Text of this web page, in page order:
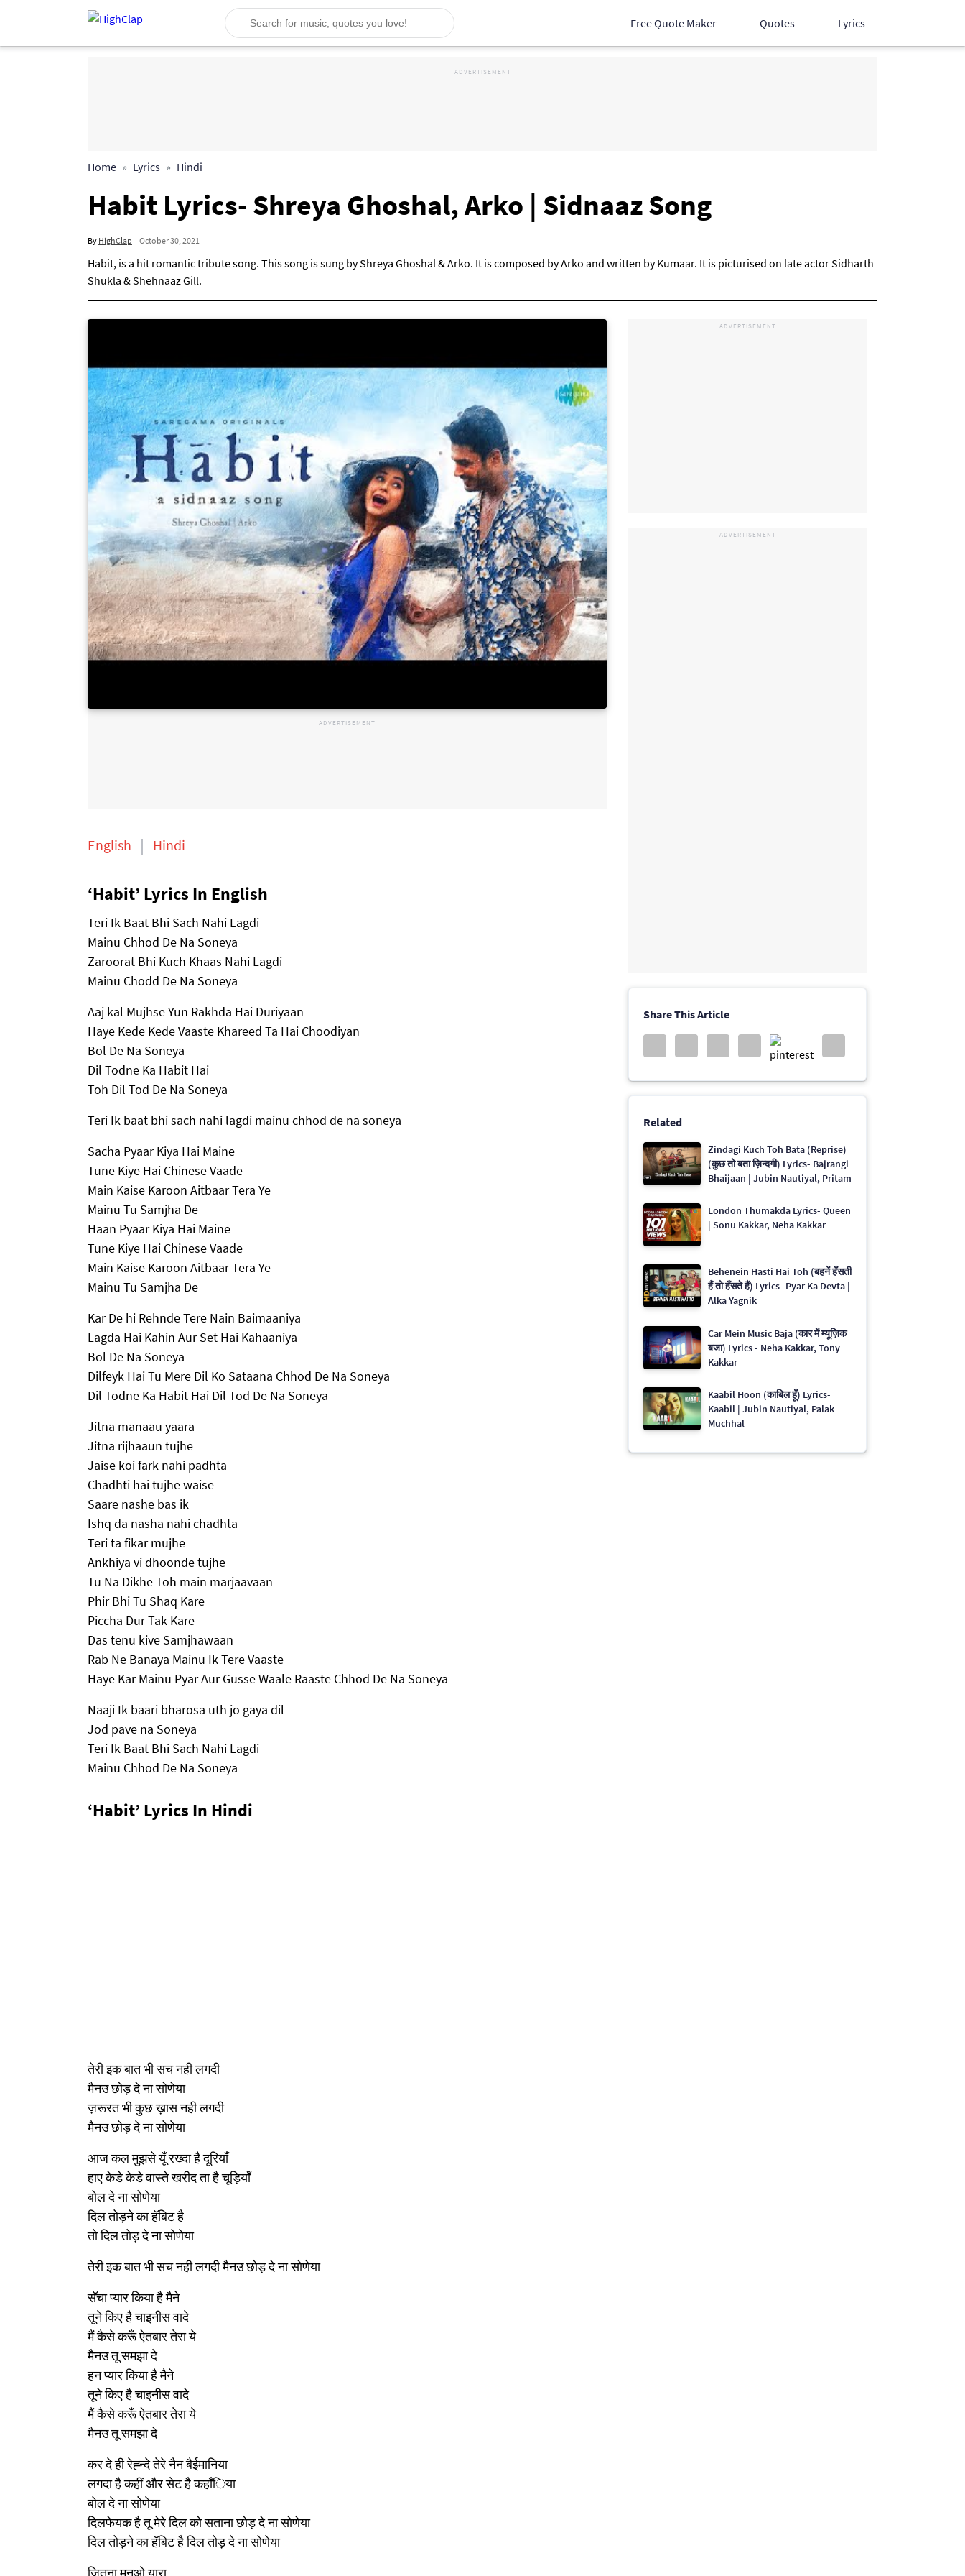
Free Quote Maker Quotes Lyrics
Home Lyrics Hindi
Habit Lyrics- Shreya Ghoshal, Arko | Sidnaaz Song
By HighClap October 30, 2021
Habit, is a hit romantic tribute song. This song is sung by Shreya Ghoshal & Arko. It is composed by Arko and written by Kumaar. It is picturised on late actor Sidharth
Shukla & Shehnaaz Gill.
English Hindi
‘Habit’ Lyrics In English
Teri Ik Baat Bhi Sach Nahi Lagdi
Mainu Chhod De Na Soneya
Zaroorat Bhi Kuch Khaas Nahi Lagdi
Mainu Chodd De Na Soneya
Aaj kal Mujhse Yun Rakhda Hai Duriyaan
Haye Kede Kede Vaaste Khareed Ta Hai Choodiyan
Bol De Na Soneya
Dil Todne Ka Habit Hai
Toh Dil Tod De Na Soneya
Teri Ik baat bhi sach nahi lagdi mainu chhod de na soneya
Sacha Pyaar Kiya Hai Maine
Tune Kiye Hai Chinese Vaade
Main Kaise Karoon Aitbaar Tera Ye
Mainu Tu Samjha De
Haan Pyaar Kiya Hai Maine
Tune Kiye Hai Chinese Vaade
Main Kaise Karoon Aitbaar Tera Ye
Mainu Tu Samjha De
Kar De hi Rehnde Tere Nain Baimaaniya
Lagda Hai Kahin Aur Set Hai Kahaaniya
Bol De Na Soneya
Dilfeyk Hai Tu Mere Dil Ko Sataana Chhod De Na Soneya
Dil Todne Ka Habit Hai Dil Tod De Na Soneya
Jitna manaau yaara
Jitna rijhaaun tujhe
Jaise koi fark nahi padhta
Chadhti hai tujhe waise
Saare nashe bas ik
Ishq da nasha nahi chadhta
Teri ta fikar mujhe
Ankhiya vi dhoonde tujhe
Tu Na Dikhe Toh main marjaavaan
Phir Bhi Tu Shaq Kare
Piccha Dur Tak Kare
Das tenu kive Samjhawaan
Rab Ne Banaya Mainu Ik Tere Vaaste
Haye Kar Mainu Pyar Aur Gusse Waale Raaste Chhod De Na Soneya
Naaji Ik baari bharosa uth jo gaya dil
Jod pave na Soneya
Teri Ik Baat Bhi Sach Nahi Lagdi
Mainu Chhod De Na Soneya
‘Habit’ Lyrics In Hindi
तेरी इक बात भी सच नही लगदी
मैनउ छोड़ दे ना सोणेया
ज़रूरत भी कुछ ख़ास नही लगदी
मैनउ छोड़ दे ना सोणेया
आज कल मुझसे यूँ रख्दा है दूरियाँ
हाए केडे केडे वास्ते खरीद ता है चूड़ियाँ
बोल दे ना सोणेया
दिल तोड़ने का हॅबिट है
तो दिल तोड़ दे ना सोणेया
तेरी इक बात भी सच नही लगदी मैनउ छोड़ दे ना सोणेया
सॅचा प्यार किया है मैने
तूने किए है चाइनीस वादे
मैं कैसे करूँ ऐतबार तेरा ये
मैनउ तू समझा दे
हन प्यार किया है मैने
तूने किए है चाइनीस वादे
मैं कैसे करूँ ऐतबार तेरा ये
मैनउ तू समझा दे
कर दे ही रेह्न्दे तेरे नैन बैईमानिया
लगदा है कहीं और सेट है कहाँिया
बोल दे ना सोणेया
दिलफेयक है तू मेरे दिल को सताना छोड़ दे ना सोणेया
दिल तोड़ने का हॅबिट है दिल तोड़ दे ना सोणेया
Share This Article
Related
Zindagi Kuch Toh Bata (Reprise)
(कुछ तो बता ज़िन्दगी) Lyrics- Bajrangi
Bhaijaan | Jubin Nautiyal, Pritam
London Thumakda Lyrics- Queen
| Sonu Kakkar, Neha Kakkar
Behenein Hasti Hai Toh (बहनें हँसती
हैं तो हँसते हैं) Lyrics- Pyar Ka Devta |
Alka Yagnik
Car Mein Music Baja (कार में म्यूज़िक
बजा) Lyrics - Neha Kakkar, Tony
Kakkar
Kaabil Hoon (काबिल हूँ) Lyrics-
Kaabil | Jubin Nautiyal, Palak
Muchhal